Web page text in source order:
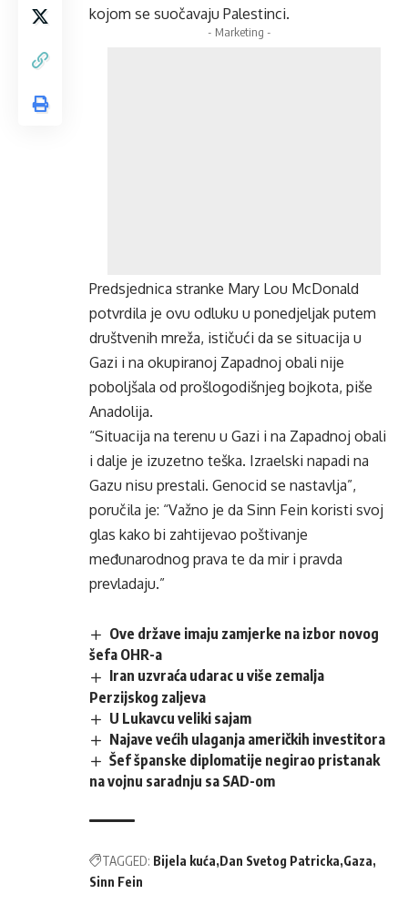
kojom se suočavaju Palestinci.
- Marketing -
Predsjednica stranke Mary Lou McDonald
potvrdila je ovu odluku u ponedjeljak putem
društvenih mreža, ističući da se situacija u
Gazi i na okupiranoj Zapadnoj obali nije
poboljšala od prošlogodišnjeg bojkota, piše
Anadolija.
“Situacija na terenu u Gazi i na Zapadnoj obali
i dalje je izuzetno teška. Izraelski napadi na
Gazu nisu prestali. Genocid se nastavlja”,
poručila je: “Važno je da Sinn Fein koristi svoj
glas kako bi zahtijevao poštivanje
međunarodnog prava te da mir i pravda
prevladaju.”
Ove države imaju zamjerke na izbor novog
šefa OHR-a
Iran uzvraća udarac u više zemalja
Perzijskog zaljeva
U Lukavcu veliki sajam
Najave većih ulaganja američkih investitora
Šef španske diplomatije negirao pristanak
na vojnu saradnju sa SAD-om
TAGGED: Bijela kuća Dan Svetog Patricka Gaza
Sinn Fein